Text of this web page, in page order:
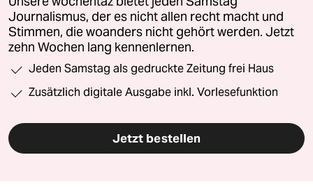
Journalismus, der es nicht allen recht macht und
Stimmen, die woanders nicht gehört werden. Jetzt
zehn Wochen lang kennenlernen.
Jeden Samstag als gedruckte Zeitung frei Haus
Zusätzlich digitale Ausgabe inkl. Vorlesefunktion
Jetzt bestellen